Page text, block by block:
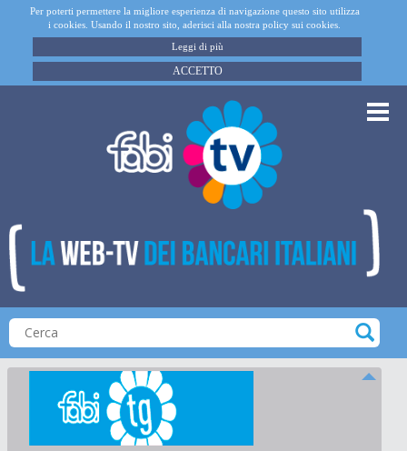
Per poterti permettere la migliore esperienza di navigazione questo sito utilizza
i cookies. Usando il nostro sito, aderisci alla nostra policy sui cookies.
Leggi di più
ACCETTO